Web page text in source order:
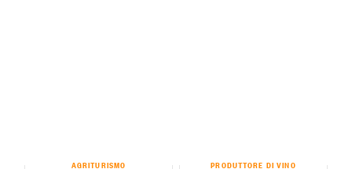
AGRITURISMO PRODUTTORE DI VINO